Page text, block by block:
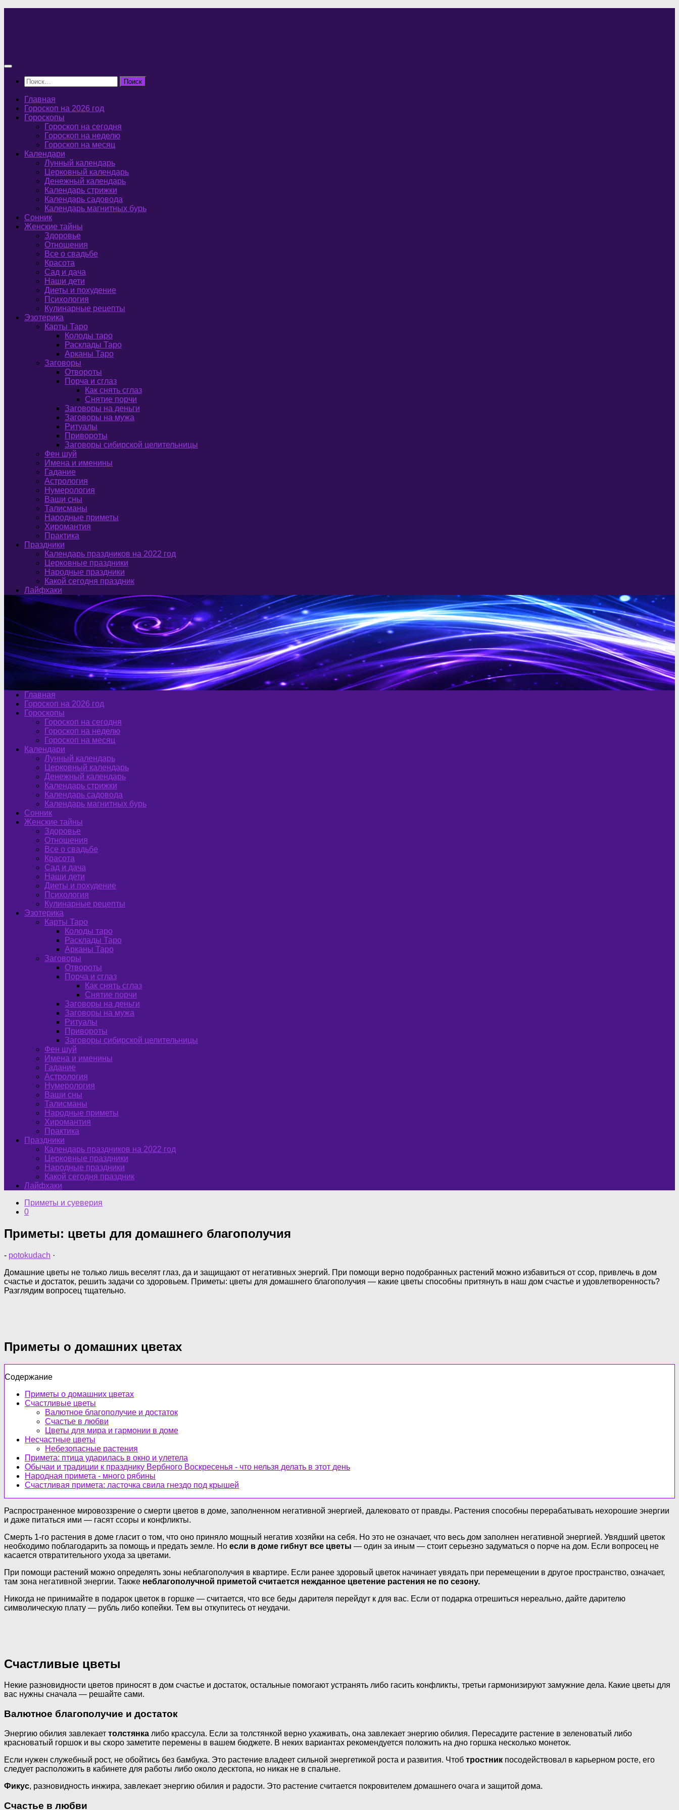
Найти:
Главная
Гороскоп на 2026 год
Гороскопы
Гороскоп на сегодня
Гороскоп на неделю
Гороскоп на месяц
Календари
Лунный календарь
Церковный календарь
Денежный календарь
Календарь стрижки
Календарь садовода
Календарь магнитных бурь
Сонник
Женские тайны
Здоровье
Отношения
Все о свадьбе
Красота
Сад и дача
Наши дети
Диеты и похудение
Психология
Кулинарные рецепты
Эзотерика
Карты Таро
Колоды таро
Расклады Таро
Арканы Таро
Заговоры
Отвороты
Порча и сглаз
Как снять сглаз
Снятие порчи
Заговоры на деньги
Заговоры на мужа
Ритуалы
Привороты
Заговоры сибирской целительницы
Фен шуй
Имена и именины
Гадание
Астрология
Нумерология
Ваши сны
Талисманы
Народные приметы
Хиромантия
Практика
Праздники
Календарь праздников на 2022 год
Церковные праздники
Народные праздники
Какой сегодня праздник
Лайфхаки
Главная
Гороскоп на 2026 год
Гороскопы
Гороскоп на сегодня
Гороскоп на неделю
Гороскоп на месяц
Календари
Лунный календарь
Церковный календарь
Денежный календарь
Календарь стрижки
Календарь садовода
Календарь магнитных бурь
Сонник
Женские тайны
Здоровье
Отношения
Все о свадьбе
Красота
Сад и дача
Наши дети
Диеты и похудение
Психология
Кулинарные рецепты
Эзотерика
Карты Таро
Колоды таро
Расклады Таро
Арканы Таро
Заговоры
Отвороты
Порча и сглаз
Как снять сглаз
Снятие порчи
Заговоры на деньги
Заговоры на мужа
Ритуалы
Привороты
Заговоры сибирской целительницы
Фен шуй
Имена и именины
Гадание
Астрология
Нумерология
Ваши сны
Талисманы
Народные приметы
Хиромантия
Практика
Праздники
Календарь праздников на 2022 год
Церковные праздники
Народные праздники
Какой сегодня праздник
Лайфхаки
Приметы и суеверия
0
Приметы: цветы для домашнего благополучия
- potokudach ·
Домашние цветы не только лишь веселят глаз, да и защищают от негативных энергий. При помощи верно подобранных растений можно избавиться от ссор, привлечь в дом
счастье и достаток, решить задачи со здоровьем. Приметы: цветы для домашнего благополучия — какие цветы способны притянуть в наш дом счастье и удовлетворенность?
Разглядим вопросец тщательно.
Приметы о домашних цветах
Содержание
Приметы о домашних цветах
Счастливые цветы
Валютное благополучие и достаток
Счастье в любви
Цветы для мира и гармонии в доме
Несчастные цветы
Небезопасные растения
Примета: птица ударилась в окно и улетела
Обычаи и традиции к празднику Вербного Воскресенья - что нельзя делать в этот день
Народная примета - много рябины
Счастливая примета: ласточка свила гнездо под крышей
Распространенное мировоззрение о смерти цветов в доме, заполненном негативной энергией, далековато от правды. Растения способны перерабатывать нехорошие энергии
и даже питаться ими — гасят ссоры и конфликты.
Смерть 1-го растения в доме гласит о том, что оно приняло мощный негатив хозяйки на себя. Но это не означает, что весь дом заполнен негативной энергией. Увядший цветок
необходимо поблагодарить за помощь и предать земле. Но если в доме гибнут все цветы — один за иным — стоит серьезно задуматься о порче на дом. Если вопросец не
касается отвратительного ухода за цветами.
При помощи растений можно определять зоны неблагополучия в квартире. Если ранее здоровый цветок начинает увядать при перемещении в другое пространство, означает,
там зона негативной энергии. Также неблагополучной приметой считается нежданное цветение растения не по сезону.
Никогда не принимайте в подарок цветок в горшке — считается, что все беды дарителя перейдут к для вас. Если от подарка отрешиться нереально, дайте дарителю
символическую плату — рубль либо копейки. Тем вы откупитесь от неудачи.
Счастливые цветы
Некие разновидности цветов приносят в дом счастье и достаток, остальные помогают устранять либо гасить конфликты, третьи гармонизируют замужние дела. Какие цветы для
вас нужны сначала — решайте сами.
Валютное благополучие и достаток
Энергию обилия завлекает толстянка либо крассула. Если за толстянкой верно ухаживать, она завлекает энергию обилия. Пересадите растение в зеленоватый либо
красноватый горшок и вы скоро заметите перемены в вашем бюджете. В неких вариантах рекомендуется положить на дно горшка несколько монеток.
Если нужен служебный рост, не обойтись без бамбука. Это растение владеет сильной энергетикой роста и развития. Чтоб тростник посодействовал в карьерном росте, его
следует расположить в кабинете для работы либо около десктопа, но никак не в спальне.
Фикус, разновидность инжира, завлекает энергию обилия и радости. Это растение считается покровителем домашнего очага и защитой дома.
Счастье в любви